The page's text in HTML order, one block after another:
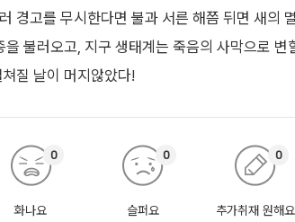
경고를 무시한다면 불과 서른 해쯤 뒤면 새의
불러오고, 지구 생태계는 죽음의 사막으로 변
질 날이 머지않았다!
화나요
0
슬퍼요
0
추가취재 원해요
0